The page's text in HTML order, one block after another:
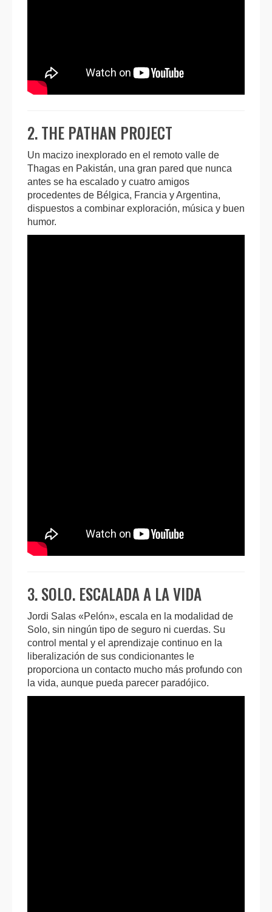
2. THE PATHAN PROJECT
Un macizo inexplorado en el remoto valle de
Thagas en Pakistán, una gran pared que nunca
antes se ha escalado y cuatro amigos
procedentes de Bélgica, Francia y Argentina,
dispuestos a combinar exploración, música y buen
humor.
3. SOLO. ESCALADA A LA VIDA
Jordi Salas «Pelón», escala en la modalidad de
Solo, sin ningún tipo de seguro ni cuerdas. Su
control mental y el aprendizaje continuo en la
liberalización de sus condicionantes le
proporciona un contacto mucho más profundo con
la vida, aunque pueda parecer paradójico.